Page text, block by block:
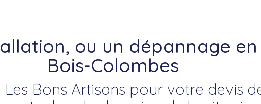
ou un dépannage
Bois-Colombes
Bons Artisans pour votre devis